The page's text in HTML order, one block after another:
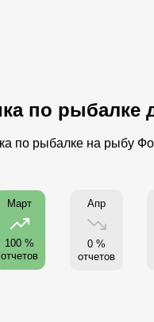
по рыбалке
по рыбалке на рыбу
Март
100 %
отчетов
Апр
0 %
отчетов